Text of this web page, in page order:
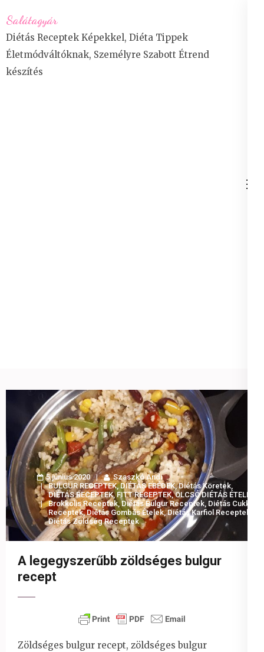
to
content
(Press
Enter)
Salátagyár
Diétás Receptek Képekkel, Diéta Tippek
Életmódváltóknak, Személyre Szabott Étrend
készítés
5 június 2020
Szaszkó Andi
BULGUR RECEPTEK,DIÉTÁS EBÉDEK,Diétás Köretek,
DIÉTÁS RECEPTEK,FITT RECEPTEK,OLCSÓ DIÉTÁS ÉTELEK
Brokkolis Receptek,Diétás Bulgur Receptek, Diétás Cukkini
Receptek,Diétás Gombás Ételek,Diétás Karfiol Receptek
Diétás Zöldség Receptek
A legegyszerűbb zöldséges bulgur
recept
Zöldséges bulgur recept, zöldséges bulgur